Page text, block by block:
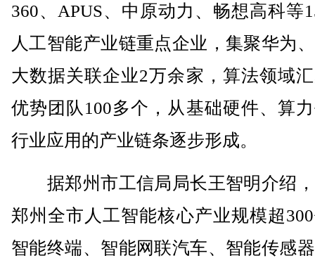
360、APUS、中原动力、畅想高科等
人工智能产业链重点企业，集聚华为
大数据关联企业2万余家，算法领域
优势团队100多个，从基础硬件、算
行业应用的产业链条逐步形成。
据郑州市工信局局长王智明介绍
郑州全市人工智能核心产业规模超
智能终端、智能网联汽车、智能传感